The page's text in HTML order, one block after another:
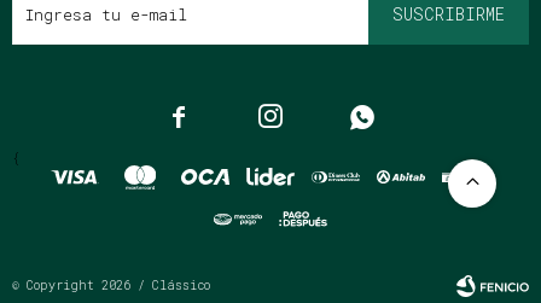
SUSCRIBIRME
  
{
© Copyright 2026 / Clássico